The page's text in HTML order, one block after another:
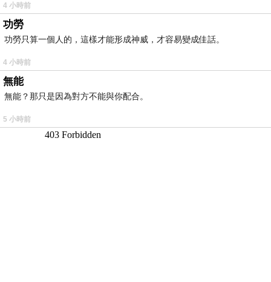
4 小時前
功勞
功勞只算一個人的，這樣才能形成神威，才容易變成佳話。
4 小時前
無能
無能？那只是因為對方不能與你配合。
5 小時前